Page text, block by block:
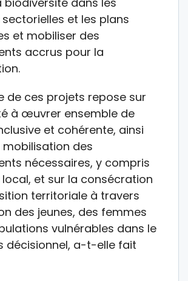
et les plans
et mobiliser des
accrus pour la
de ces projets repose sur
à œuvrer ensemble de
et cohérente, ainsi
mobilisation des
nécessaires, y compris
et sur la consécration
territoriale à travers
des jeunes, des femmes
vulnérables dans le
décisionnel, a-t-elle fait